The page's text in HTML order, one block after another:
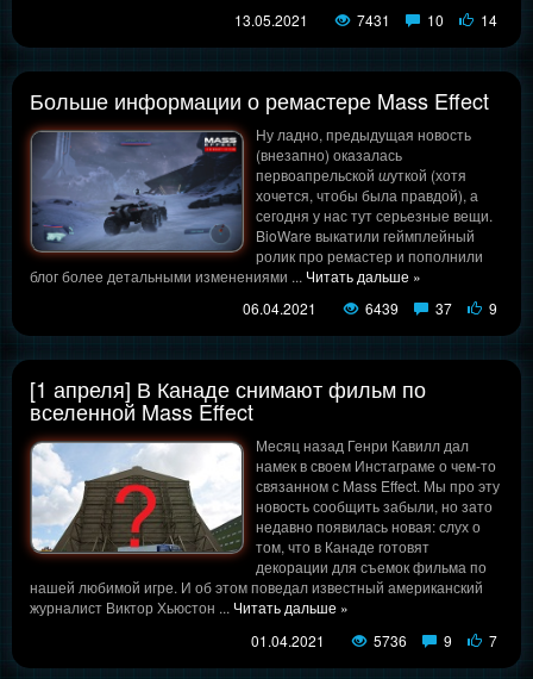
13.05.2021
7431 10 14
Больше информации о ремастере Mass Effect
Ну ладно, предыдущая новость
(внезапно) оказалась
первоапрельской шуткой (хотя
хочется, чтобы была правдой), а
сегодня у нас тут серьезные вещи.
BioWare выкатили геймплейный
ролик про ремастер и пополнили
блог более детальными изменениями ... Читать дальше »
06.04.2021
6439 37 9
[1 апреля] В Канаде снимают фильм по
вселенной Mass Effect
Месяц назад Генри Кавилл дал
намек в своем Инстаграме о чем-то
связанном с Mass Effect. Мы про эту
новость сообщить забыли, но зато
недавно появилась новая: слух о
том, что в Канаде готовят
декорации для съемок фильма по
нашей любимой игре. И об этом поведал известный американский
журналист Виктор Хьюстон ... Читать дальше »
01.04.2021
5736 9 7